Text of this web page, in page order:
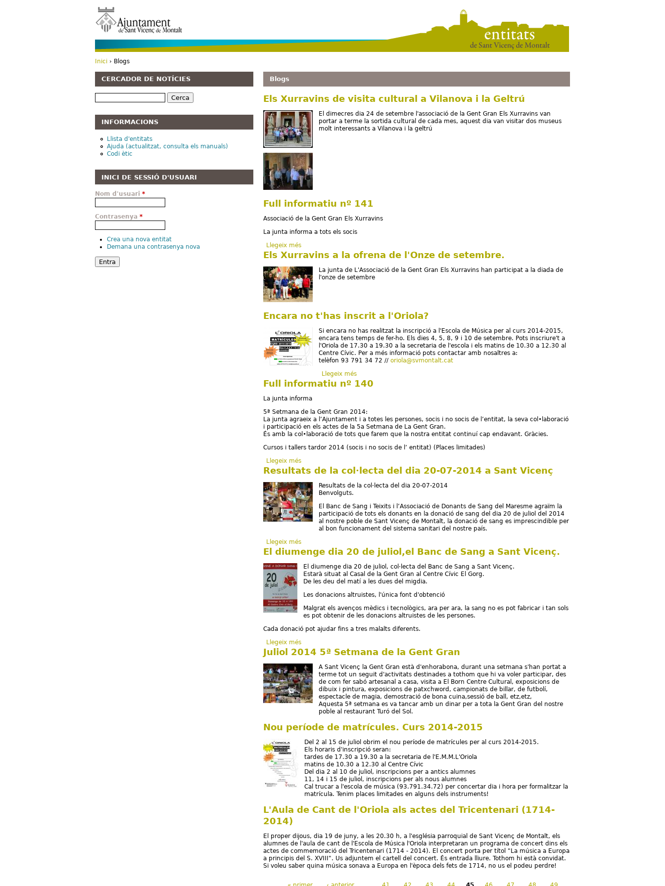
Blogs
Els Xurravins de visita cultural a Vilanova i la Geltrú
El dimecres dia 24 de setembre l'associació de la Gent Gran Els Xurravins van
portar a terme la sortida cultural de cada mes, aquest dia van visitar dos museus
molt interessants a Vilanova i la geltrú
Full informatiu nº 141
Associació de la Gent Gran Els Xurravins
La junta informa a tots els socis
Llegeix més
Els Xurravins a la ofrena de l'Onze de setembre.
La junta de L'Associació de la Gent Gran Els Xurravins han participat a la diada de
l'onze de setembre
Encara no t'has inscrit a l'Oriola?
Si encara no has realitzat la inscripció a l'Escola de Música per al curs 2014-2015,
encara tens temps de fer-ho. Els dies 4, 5, 8, 9 i 10 de setembre. Pots inscriure't a
l'Oriola de 17.30 a 19.30 a la secretaria de l'escola i els matins de 10.30 a 12.30 al
Centre Cívic. Per a més informació pots contactar amb nosaltres a:
telèfon 93 791 34 72 // oriola@svmontalt.cat
Llegeix més
Full informatiu nº 140
La junta informa
5ª Setmana de la Gent Gran 2014:
La junta agraeix a l’Ajuntament i a totes les persones, socis i no socis de l’entitat, la seva col•laboració
i participació en els actes de la 5a Setmana de La Gent Gran.
És amb la col•laboració de tots que farem que la nostra entitat continuí cap endavant. Gràcies.
Cursos i tallers tardor 2014 (socis i no socis de l’ entitat) (Places limitades)
Llegeix més
Resultats de la col·lecta del dia 20-07-2014 a Sant Vicenç
Resultats de la col·lecta del dia 20-07-2014
Benvolguts.
El Banc de Sang i Teixits i l’Associació de Donants de Sang del Maresme agraïm la
participació de tots els donants en la donació de sang del dia 20 de juliol del 2014
al nostre poble de Sant Vicenç de Montalt, la donació de sang es imprescindible per
al bon funcionament del sistema sanitari del nostre país.
Llegeix més
El diumenge dia 20 de juliol,el Banc de Sang a Sant Vicenç.
El diumenge dia 20 de juliol, col·lecta del Banc de Sang a Sant Vicenç.
Estarà situat al Casal de la Gent Gran al Centre Cívic El Gorg.
De les deu del matí a les dues del migdia.
Les donacions altruistes, l'única font d'obtenció
Malgrat els avenços mèdics i tecnològics, ara per ara, la sang no es pot fabricar i tan sols
es pot obtenir de les donacions altruistes de les persones.
Cada donació pot ajudar fins a tres malalts diferents.
Llegeix més
Juliol 2014 5ª Setmana de la Gent Gran
A Sant Vicenç la Gent Gran està d'enhorabona, durant una setmana s'han portat a
terme tot un seguit d'activitats destinades a tothom que hi va voler participar, des
de com fer sabó artesanal a casa, visita a El Born Centre Cultural, exposicions de
dibuix i pintura, exposicions de patxchword, campionats de billar, de futbolí,
espectacle de magia, demostració de bona cuina,sessió de ball, etz,etz,
Aquesta 5ª setmana es va tancar amb un dinar per a tota la Gent Gran del nostre
poble al restaurant Turó del Sol.
Nou període de matrícules. Curs 2014-2015
Del 2 al 15 de juliol obrim el nou període de matrícules per al curs 2014-2015.
Els horaris d'inscripció seran:
tardes de 17.30 a 19.30 a la secretaria de l'E.M.M.L'Oriola
matins de 10.30 a 12.30 al Centre Cívic
Del dia 2 al 10 de juliol, inscripcions per a antics alumnes
11, 14 i 15 de juliol, inscripcions per als nous alumnes
Cal trucar a l'escola de música (93.791.34.72) per concertar dia i hora per formalitzar la
matrícula. Tenim places limitades en alguns dels instruments!
L'Aula de Cant de l'Oriola als actes del Tricentenari (1714-
2014)
El proper dijous, dia 19 de juny, a les 20.30 h, a l'església parroquial de Sant Vicenç de Montalt, els
alumnes de l'aula de cant de l'Escola de Música l'Oriola interpretaran un programa de concert dins els
actes de commemoració del Tricentenari (1714 - 2014). El concert porta per títol "La música a Europa
a principis del S. XVIII". Us adjuntem el cartell del concert. És entrada lliure. Tothom hi està convidat.
Si voleu saber quina música sonava a Europa en l'època dels fets de 1714, no us el podeu perdre!
Esteu aquí
Inici › Blogs
CERCADOR DE NOTÍCIES
Cerca
INFORMACIONS
Llista d'entitats
Ajuda (actualitzat, consulta els manuals)
Codi ètic
INICI DE SESSIÓ D'USUARI
Nom d'usuari *
Contrasenya *
Crea una nova entitat
Demana una contrasenya nova